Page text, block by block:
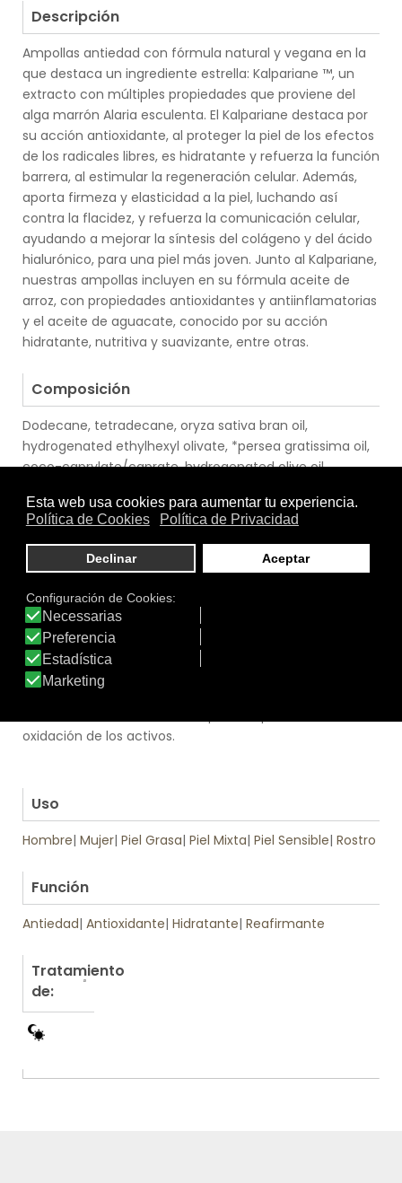
Descripción
Ampollas antiedad con fórmula natural y vegana en la
que destaca un ingrediente estrella: Kalpariane ™, un
extracto con múltiples propiedades que proviene del
alga marrón Alaria esculenta. El Kalpariane destaca por
su acción antioxidante, al proteger la piel de los efectos
de los radicales libres, es hidratante y refuerza la función
barrera, al estimular la regeneración celular. Además,
aporta firmeza y elasticidad a la piel, luchando así
contra la flacidez, y refuerza la comunicación celular,
ayudando a mejorar la síntesis del colágeno y del ácido
hialurónico, para una piel más joven. Junto al Kalpariane,
nuestras ampollas incluyen en su fórmula aceite de
arroz, con propiedades antioxidantes y antiinflamatorias
y el aceite de aguacate, conocido por su acción
hidratante, nutritiva y suavizante, entre otras.
Composición
Dodecane, tetradecane, oryza sativa bran oil,
hydrogenated ethylhexyl olivate, *persea gratissima oil,
coco-caprylate/caprate, hydrogenated olive oil
esculenta extract, glycine soja oil, isoamyl cocoate,
caprylic/capric triglyceride, tocopherol, beta-sitosterol,
squalene. *Ingrediente de procedencia ecológica.
Modo de Empleo
Aplícala sobre el rostro limpio, como el primer paso del
ritual de belleza. Puedes usarlas por la mañana y por la
noche. Puede aplicar media ampolla por la mañana y
oxidación de los activos.
Uso
Hombre| Mujer| Piel Grasa| Piel Mixta| Piel Sensible| Rostro
Función
Antiedad| Antioxidante| Hidratante| Reafirmante
Tratamiento
de: